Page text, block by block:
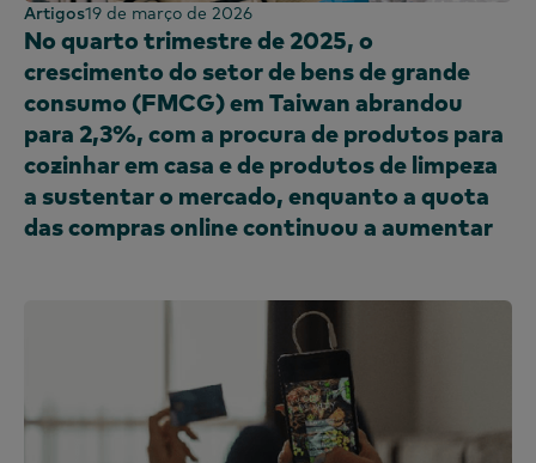
Nigéria
Peru
Portugal
Arábia Saudita
Escócia
África do Sul
Uganda
Reino Unido e Irlanda
Artigos19 de março de 2026
No quarto trimestre de 2025, o
crescimento do setor de bens de grande
consumo (FMCG) em Taiwan abrandou
para 2,3%, com a procura de produtos para
cozinhar em casa e de produtos de limpeza
a sustentar o mercado, enquanto a quota
das compras online continuou a aumentar